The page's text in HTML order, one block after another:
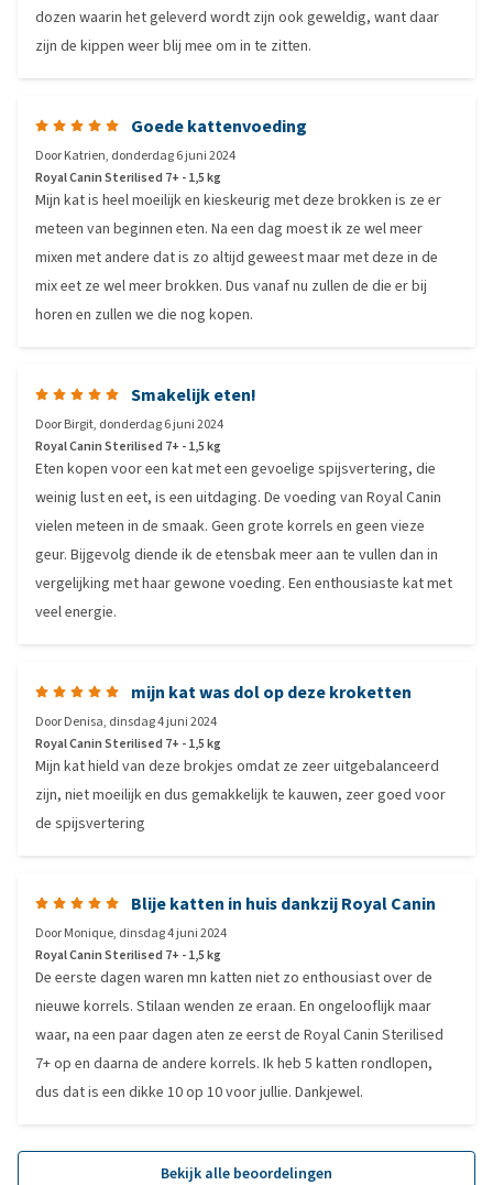
dozen waarin het geleverd wordt zijn ook geweldig, want daar
zijn de kippen weer blij mee om in te zitten.
Goede kattenvoeding
DoorKatrien, donderdag 6 juni 2024
Royal Canin Sterilised 7+ - 1,5 kg
Mijn kat is heel moeilijk en kieskeurig met deze brokken is ze er
meteen van beginnen eten. Na een dag moest ik ze wel meer
mixen met andere dat is zo altijd geweest maar met deze in de
mix eet ze wel meer brokken. Dus vanaf nu zullen de die er bij
horen en zullen we die nog kopen.
Smakelijk eten!
DoorBirgit, donderdag 6 juni 2024
Royal Canin Sterilised 7+ - 1,5 kg
Eten kopen voor een kat met een gevoelige spijsvertering, die
weinig lust en eet, is een uitdaging. De voeding van Royal Canin
vielen meteen in de smaak. Geen grote korrels en geen vieze
geur. Bijgevolg diende ik de etensbak meer aan te vullen dan in
vergelijking met haar gewone voeding. Een enthousiaste kat met
veel energie.
mijn kat was dol op deze kroketten
DoorDenisa, dinsdag 4 juni 2024
Royal Canin Sterilised 7+ - 1,5 kg
Mijn kat hield van deze brokjes omdat ze zeer uitgebalanceerd
zijn, niet moeilijk en dus gemakkelijk te kauwen, zeer goed voor
de spijsvertering
Blije katten in huis dankzij Royal Canin
DoorMonique, dinsdag 4 juni 2024
Royal Canin Sterilised 7+ - 1,5 kg
De eerste dagen waren mn katten niet zo enthousiast over de
nieuwe korrels. Stilaan wenden ze eraan. En ongelooflijk maar
waar, na een paar dagen aten ze eerst de Royal Canin Sterilised
7+ op en daarna de andere korrels. Ik heb 5 katten rondlopen,
dus dat is een dikke 10 op 10 voor jullie. Dankjewel.
Bekijk alle beoordelingen